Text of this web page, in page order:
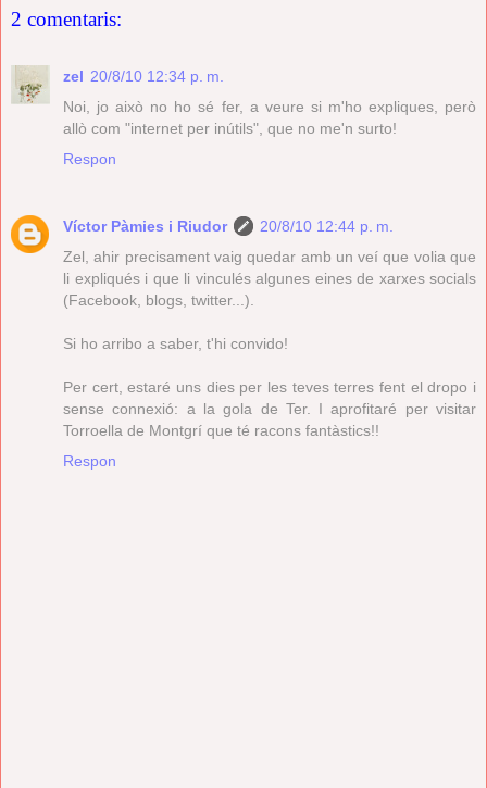
2 comentaris:
zel 20/8/10 12:34 p. m.
Noi, jo això no ho sé fer, a veure si m'ho expliques, però
allò com "internet per inútils", que no me'n surto!
Respon
Víctor Pàmies i Riudor
20/8/10 12:44 p. m.
Zel, ahir precisament vaig quedar amb un veí que volia que
li expliqués i que li vinculés algunes eines de xarxes socials
(Facebook, blogs, twitter...).
Si ho arribo a saber, t'hi convido!
Per cert, estaré uns dies per les teves terres fent el dropo i
sense connexió: a la gola de Ter. I aprofitaré per visitar
Torroella de Montgrí que té racons fantàstics!!
Respon